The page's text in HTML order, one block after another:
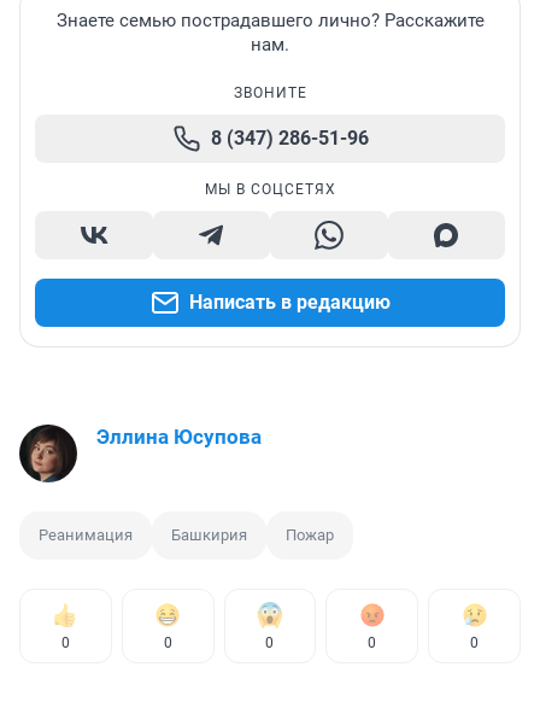
Знаете семью пострадавшего лично? Расскажите
нам.
ЗВОНИТЕ
8 (347) 286-51-96
МЫ В СОЦСЕТЯХ
Написать в редакцию
Эллина Юсупова
Реанимация Башкирия Пожар
0 0 0 0 0